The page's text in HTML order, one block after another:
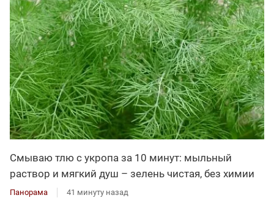
Смываю тлю с укропа за 10 минут: мыльный
раствор и мягкий душ – зелень чистая, без химии
Панорама 41 минуту назад